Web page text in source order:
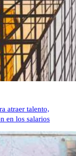
atraer talento,
en los salarios